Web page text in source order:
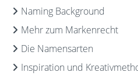
Naming Background
Mehr zum Markenrecht
Die Namensarten
Inspiration und